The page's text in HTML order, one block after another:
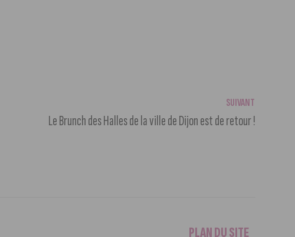
SUIVANT
Le Brunch des Halles de la ville de Dijon est de retour !
PLAN DU SITE